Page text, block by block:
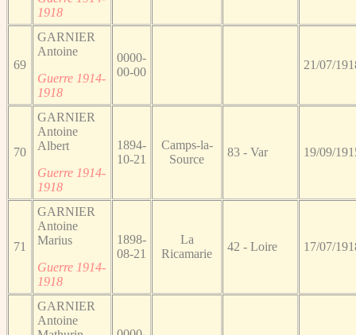
1918
69
GARNIER
Antoine
Guerre 1914-
1918
0000-
00-00
21/07/
70
GARNIER
Antoine
Albert
Guerre 1914-
1918
1894-
10-21
Camps-la-
Source
83 - Var 19/09/
71
GARNIER
Antoine
Marius
Guerre 1914-
1918
1898-
08-21
La
Ricamarie
42 - Loire 17/07/
GARNIER
Antoine